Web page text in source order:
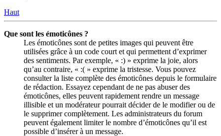
Haut
Que sont les émoticônes ?
Les émoticônes sont de petites images qui peuvent être
utilisées grâce à un code court et qui permettent d’exprimer
des sentiments. Par exemple, « :) » exprime la joie, alors
qu’au contraire, « :( » exprime la tristesse. Vous pouvez
consulter la liste complète des émoticônes depuis le formulaire
de rédaction. Essayez cependant de ne pas abuser des
émoticônes, elles peuvent rapidement rendre un message
illisible et un modérateur pourrait décider de le modifier ou de
le supprimer complètement. Les administrateurs du forum
peuvent également limiter le nombre d’émoticônes qu’il est
possible d’insérer à un message.